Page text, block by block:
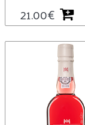
21.00€